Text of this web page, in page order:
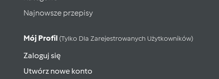
Najnowsze przepisy
Mój Profil (tylko Dla Zarejestrowanych Użytkowników)
Zaloguj się
Utwórz nowe konto